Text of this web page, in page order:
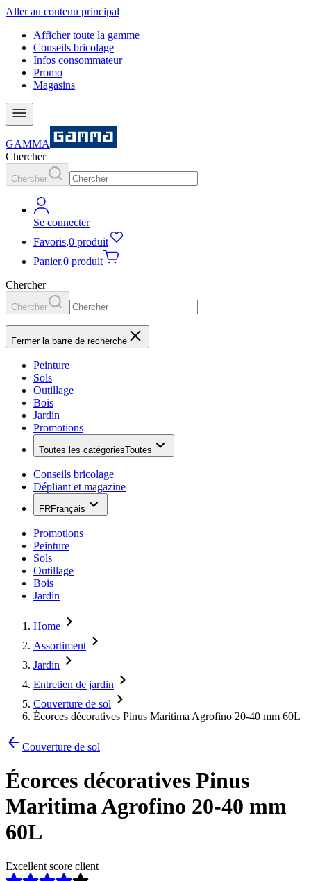
Aller au contenu principal
Afficher toute la gamme
Conseils bricolage
Infos consommateur
Promo
Magasins
GAMMA
Chercher
Chercher
Se connecter
Favoris,0 produit
Panier,0 produit
Chercher
Chercher
Fermer la barre de recherche
Peinture
Sols
Outillage
Bois
Jardin
Promotions
Toutes les catégoriesToutes
Conseils bricolage
Dépliant et magazine
FRFrançais
Promotions
Peinture
Sols
Outillage
Bois
Jardin
Home
Assortiment
Jardin
Entretien de jardin
Couverture de sol
Écorces décoratives Pinus Maritima Agrofino 20-40 mm 60L
Couverture de sol
Écorces décoratives Pinus
Maritima Agrofino 20-40 mm
60L
Excellent score client